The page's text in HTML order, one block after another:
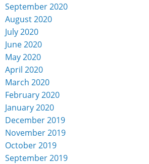
September 2020
August 2020
July 2020
June 2020
May 2020
April 2020
March 2020
February 2020
January 2020
December 2019
November 2019
October 2019
September 2019